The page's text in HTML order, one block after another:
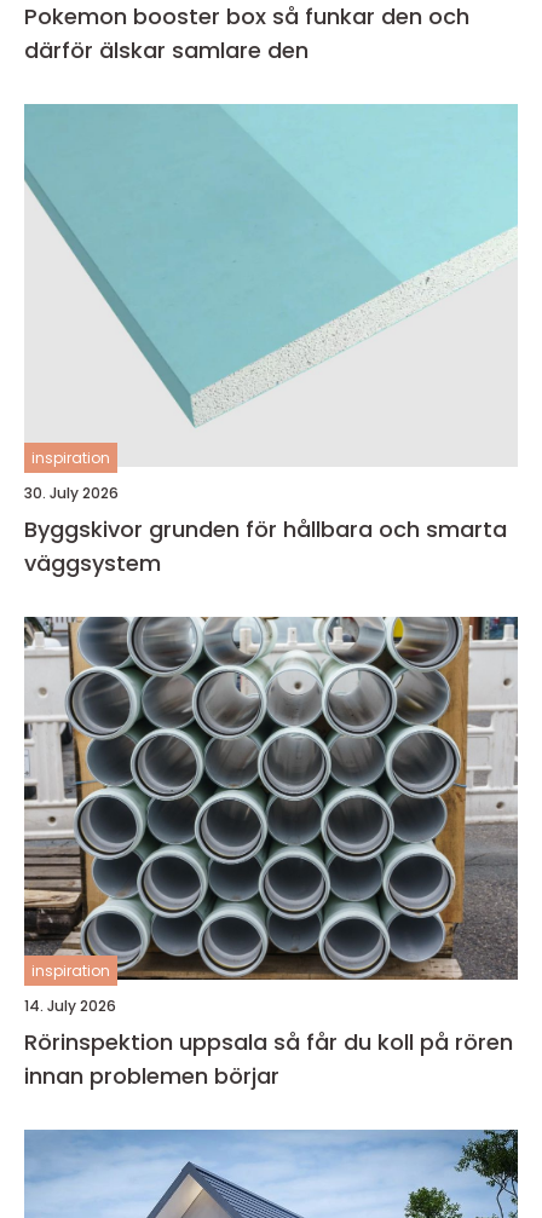
Pokemon booster box så funkar den och
därför älskar samlare den
inspiration
30. July 2026
Byggskivor grunden för hållbara och smarta
väggsystem
inspiration
14. July 2026
Rörinspektion uppsala så får du koll på rören
innan problemen börjar